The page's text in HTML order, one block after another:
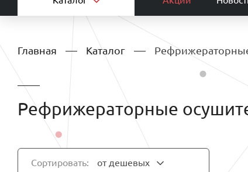
Главная Каталог
Рефрижераторные
Сортировать: от дешевых